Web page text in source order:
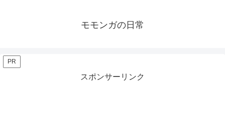
モモンガの日常
PR
スポンサーリンク